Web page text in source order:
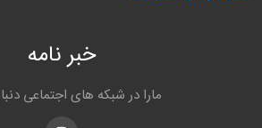
خبر نامه
مارا در شبکه های اجتماعی